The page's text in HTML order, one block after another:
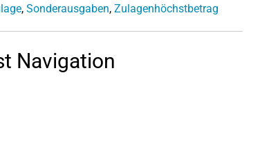
, Sonderausgaben, Zulagenhöchstbetrag
Navigation